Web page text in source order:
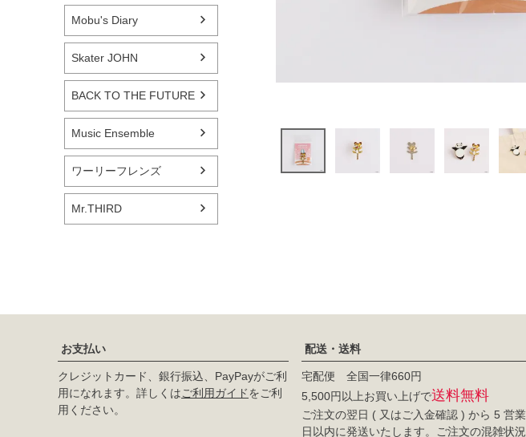
Mobu's Diary
Skater JOHN
BACK TO THE FUTURE
Music Ensemble
ワーリーフレンズ
Mr.THIRD
お支払い
クレジットカード、銀行振込、PayPayがご利
用になれます。詳しくはご利用ガイドをご利
用ください。
配送・送料
宅配便 全国一律660円
5,500円以上お買い上げで送料無料
ご注文の翌日 ( 又はご入金確認 ) から 5 営業
日以内に発送いたします。ご注文の混雑状況